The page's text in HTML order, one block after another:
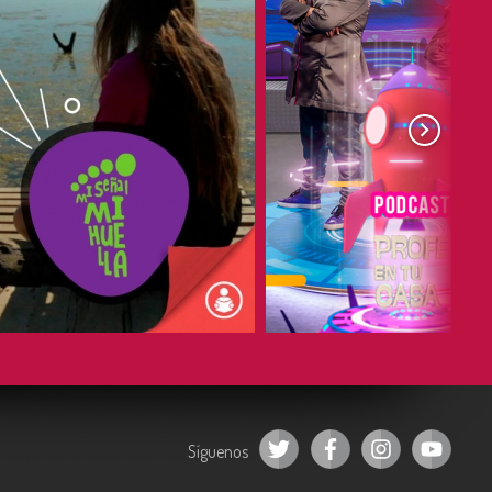
COMPARTIR COMPARTIR
Síguenos